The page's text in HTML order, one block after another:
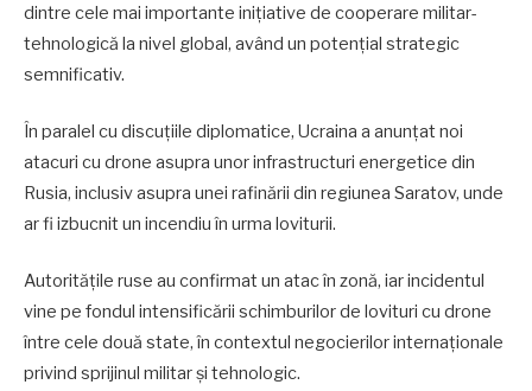
dintre cele mai importante inițiative de cooperare militar-
tehnologică la nivel global, având un potențial strategic
semnificativ.
În paralel cu discuțiile diplomatice, Ucraina a anunțat noi
atacuri cu drone asupra unor infrastructuri energetice din
Rusia, inclusiv asupra unei rafinării din regiunea Saratov, unde
ar fi izbucnit un incendiu în urma loviturii.
Autoritățile ruse au confirmat un atac în zonă, iar incidentul
vine pe fondul intensificării schimburilor de lovituri cu drone
între cele două state, în contextul negocierilor internaționale
privind sprijinul militar și tehnologic.